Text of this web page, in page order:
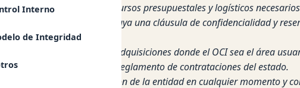
Interno
de Integridad
del personal, los recursos presupuestales y logísticos
el personal de OCI, se incluya una cláusula de confidencialidad y
de contratación y adquisiciones donde el OCI sea el área
acuerdo al artículo 29 del reglamento de contrataciones del estado.
y documentación de la entidad en cualquier momento y